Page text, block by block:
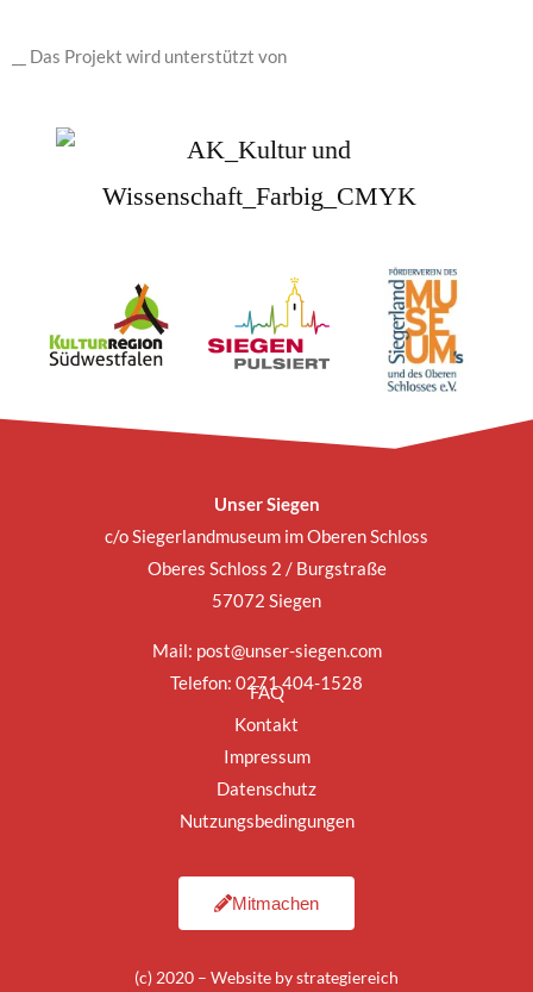
__ Das Projekt wird unterstützt von
Unser Siegen
c/o Siegerlandmuseum im Oberen Schloss
Oberes Schloss 2 / Burgstraße
57072 Siegen
Mail: post@unser-siegen.com
Telefon: 0271 404-1528
FAQ
Kontakt
Impressum
Datenschutz
Nutzungsbedingungen
(c) 2020 – Website bystrategiereich
Mitmachen